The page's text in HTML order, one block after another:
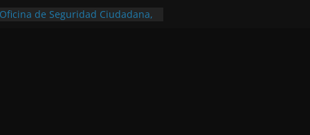
de Seguridad Ciudadana,
años con un importante
¿Cuales son los requisitos
volvió a hacer historia en